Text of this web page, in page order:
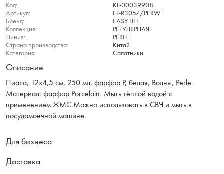
Код:
KL-00039908
Артикул:
EL-R3057/PERW
Бренд:
EASY LIFE
Коллекция:
РЕГУЛЯРНАЯ
Линия:
PERLE
Страна производства:
Китай
Категория:
Салатники
Описание
Пиала, 12х4,5 см, 250 мл, фарфор P, белая, Волны, Perle.
Материал: фарфор Рorcelain. Мыть тёплой водой с
применением ЖМС.Можно использовать в СВЧ и мыть в
посудомоечной машине.
Для бизнеса
Доставка